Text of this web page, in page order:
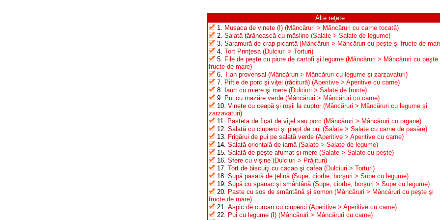
Alte reţete
1. Musaca de vinete (I) (Mâncăruri > Mâncăruri cu carne tocată)
2. Salată ţărănească cu măsline (Salate > Salate de legume)
3. Saramură de crap picantă (Mâncăruri > Mâncăruri cu peşte şi fructe de
4. Tort Prinţesa (Dulciuri > Torturi)
5. File de peşte cu piure de cartofi şi legume (Mâncăruri > Mâncăruri cu peşte
fructe de mare)
6. Tian provensal (Mâncăruri > Mâncăruri cu legume şi zarzavaturi)
7. Piftie de porc şi viţel (răcitură) (Aperitive > Aperitive cu carne)
8. Iaurt cu miere şi mere (Dulciuri > Salate de fructe)
9. Pui cu mazăre verde (Mâncăruri > Mâncăruri cu carne)
10. Vinete cu ceapă şi roşii la cuptor (Mâncăruri > Mâncăruri cu legume şi
zarzavaturi)
11. Pasteta de ficat de viţel sau porc (Mâncăruri > Mâncăruri cu organe)
12. Salată cu ciuperci şi piept de pui (Salate > Salate cu carne de pasăre)
13. Frigărui de pui pe salată verde (Aperitive > Aperitive cu carne)
14. Salată orientală de iarnă (Salate > Salate de legume)
15. Salată de peşte afumat şi mere (Salate > Salate cu peşte)
16. Sfere cu vişine (Dulciuri > Prăjituri)
17. Tort de biscuiţi cu cacao şi cafea (Dulciuri > Torturi)
18. Supă pasată de ţelină (Supe, ciorbe, borşuri > Supe cu legume)
19. Supă cu spanac şi smântână (Supe, ciorbe, borşuri > Supe cu legume)
20. Paste cu sos de smântână şi somon (Mâncăruri > Mâncăruri cu peşte şi
fructe de mare)
21. Aspic de curcan cu ciuperci (Aperitive > Aperitive cu carne)
22. Pui cu legume (I) (Mâncăruri > Mâncăruri cu carne)